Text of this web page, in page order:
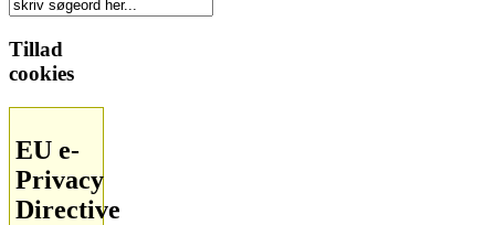
Tillad
cookies
EU e-
Privacy
Directive